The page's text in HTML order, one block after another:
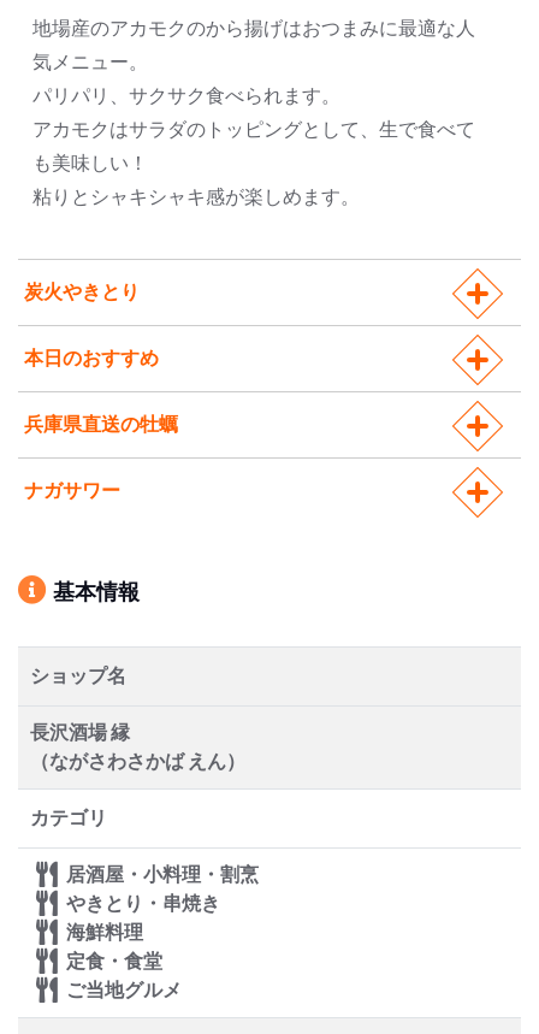
地場産のアカモクのから揚げはおつまみに最適な人
気メニュー。
パリパリ、サクサク食べられます。
アカモクはサラダのトッピングとして、生で食べて
も美味しい！
粘りとシャキシャキ感が楽しめます。
炭火やきとり
本日のおすすめ
兵庫県直送の牡蠣
ナガサワー
基本情報
ショップ名
長沢酒場 縁
（ながさわさかば えん）
カテゴリ
居酒屋・小料理・割烹
やきとり・串焼き
海鮮料理
定食・食堂
ご当地グルメ